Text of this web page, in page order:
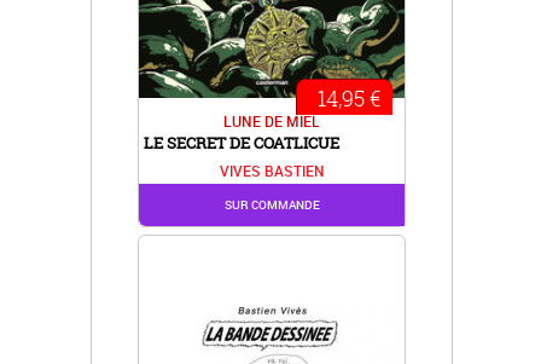
LUNE DE MIEL
LE SECRET DE COATLICUE
VIVES BASTIEN
14,95 €
SUR COMMANDE